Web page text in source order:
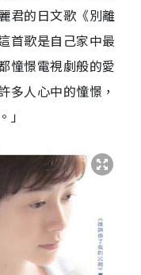
君的日文歌《別離
首歌是自己家中最
憧憬電視劇般的愛
多人心中的憧憬，